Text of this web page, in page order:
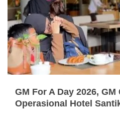
GM For A Day 2026,
Operasional Hotel